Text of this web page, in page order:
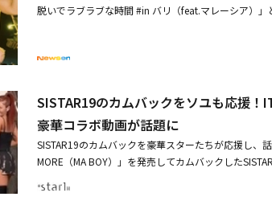
で、覚えるのが難しかった。最大限努力して準備し
ハンビンの徹底的な準備を絶賛し、制作陣として大
リーヤ・ジャネル（Aliya Janell）などもスペシャル
「色々な仕事をするが、一番本能的に感じられる仕
ダンサーだった。子供の頃からダンスは、最も究極
を、ダンス一つで感じて反応できるのが嬉しかった
のものという雰囲気だったので、僕も番組だという
り、世界的なダンス競演「ワールド・オブ・ダンス
バトル文化にルーツがあるストリートシーン中心の
ラーを見せるとみられる。まず、OSAKA Ojo Gangは
いるワッキングクイーンことイブキを中心にしてい
プシーンで存在感を見せているキョウカもメンバー
チャンピオンを中心にしたOSAKA Ojo Gangは、圧
を予告。また、TWICEのモモの実姉であるHANAと、
るクルーとしても注目を集めている。RHTokyoは東
役振付師として精力的に活動しているRIEHATAがリ
ムに対する質問に、彼女は「ジェボムお兄さんは新
対する印象を明かした。今回のグラビアを通じてチ
さ」を目指していると説明した。さらに「かっこよ
イルに変化していった」と付け加えた。また「メン
当する『HOLYBANG PROJECT FILM』を通じて、チ
た。最後にHoly Bangは「ダンスと音楽への理解度が
れたMVPは、ヒップホップ、コレオグラフィ、ブレ
脱いでラブラブな時間 #in バリ（feat.マレーシア）
に預けた」と反応した。Honey Jは2022年、アパレ
して20kg太った。実は（出産後に）わざわざスケジ
遅れるかもしらないので、公演に出演することにし
重が減った」と明かした。 この投稿をInstagramで見る HaNee JeongHoney J(@__honey.j__)がシ
ェアした投稿
SISTAR19のカムバックをソユも応援
豪華コラボ動画が話題に
SISTAR19のカムバックを豪華スターたちが応援し、
MORE（MA BOY）」を発売してカムバックした
得ている。俳優のパク・ソジュンらが応援に駆け付